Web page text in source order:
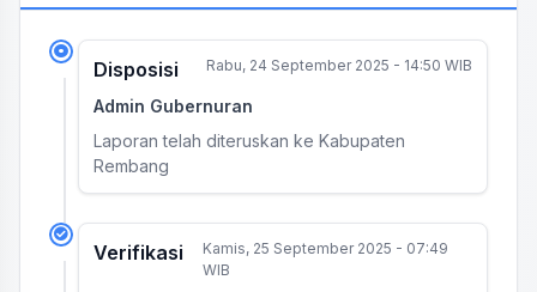
Disposisi Rabu, 24 September 2025 - 14:50 WIB
Admin Gubernuran
Laporan telah diteruskan ke Kabupaten
Rembang
Verifikasi
Kamis, 25 September 2025 - 07:49
WIB